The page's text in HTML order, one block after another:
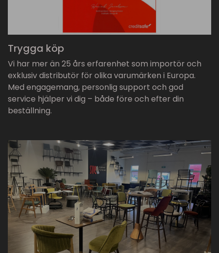
Trygga köp
Vi har mer än 25 års erfarenhet som importör och
exklusiv distributör för olika varumärken i Europa.
Med engagemang, personlig support och god
service hjälper vi dig – både före och efter din
beställning.